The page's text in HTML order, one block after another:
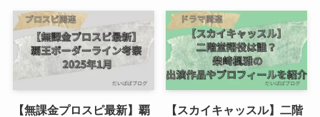
【無課金プロスピ最新】覇
【スカイキャッスル】二階